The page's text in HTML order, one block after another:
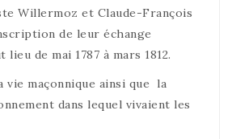
Willermoz et Claude-François
de leur échange
de mai 1787 à mars 1812.
vie maçonnique ainsi que la
dans lequel vivaient les